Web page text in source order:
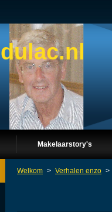
Makelaarstory's
Welkom > Verhalen enzo >